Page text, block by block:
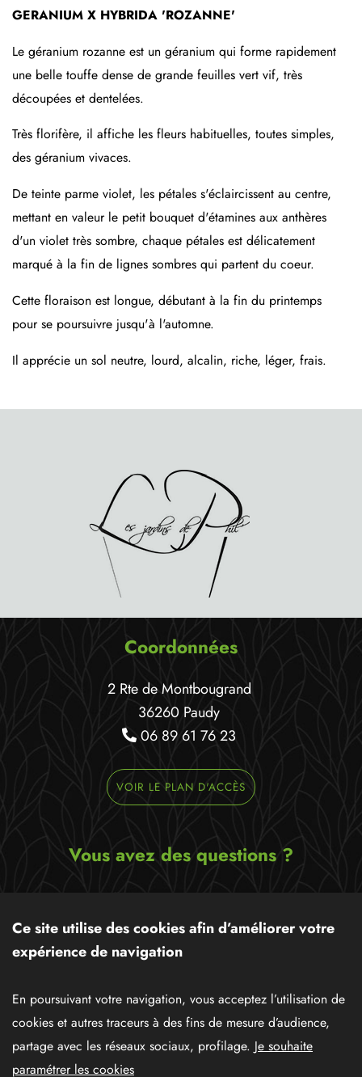
GERANIUM X HYBRIDA 'ROZANNE'
Le géranium rozanne est un géranium qui forme rapidement
une belle touffe dense de grande feuilles vert vif, très
découpées et dentelées.
Très florifère, il affiche les fleurs habituelles, toutes simples,
des géranium vivaces.
De teinte parme violet, les pétales s'éclaircissent au centre,
mettant en valeur le petit bouquet d'étamines aux anthères
d'un violet très sombre, chaque pétales est délicatement
marqué à la fin de lignes sombres qui partent du coeur.
Cette floraison est longue, débutant à la fin du printemps
pour se poursuivre jusqu'à l'automne.
Il apprécie un sol neutre, lourd, alcalin, riche, léger, frais.
Coordonnées
2 Rte de Montbougrand
36260 Paudy
06 89 61 76 23
VOIR LE PLAN D'ACCÈS
Vous avez des questions ?
nous serons ravis de pouvoir
vous apporter notre aide !
CONTACTEZ-NOUS
Données personnelles
Ce site utilise des cookies afin d’améliorer votre
expérience de navigation
En poursuivant votre navigation, vous acceptez l’utilisation de
cookies et autres traceurs à des fins de mesure d’audience,
partage avec les réseaux sociaux, profilage. Je souhaite
paramétrer les cookies